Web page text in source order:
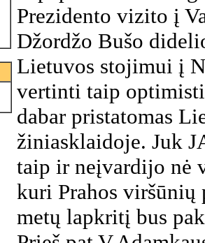
Prezidento vizito į
Džordžo Bušo
Lietuvos stojimui į
vertinti taip
dabar pristatomas
žiniasklaidoje. Juk
taip ir neįvardijo nė
kuri Prahos viršūnių
metų lapkritį bus